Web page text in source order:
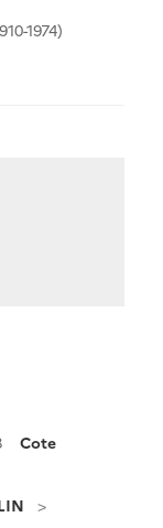
1974)
Cote